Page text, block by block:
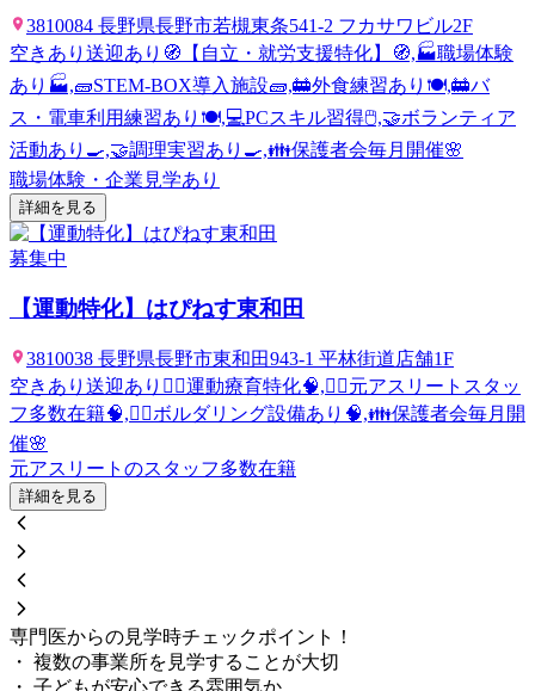
3810084 長野県長野市若槻東条541-2 フカサワビル2F
空きあり 送迎あり 🧭【自立・就労支援特化】🧭,🏭職場体験
あり🏭,🧱STEM-BOX導入施設🧱,🚋外食練習あり🍽️,🚋バ
ス・電車利用練習あり🍽️,💻PCスキル習得🖱️,🤝ボランティア
活動あり🍳,🤝調理実習あり🍳,👪保護者会毎月開催🌸
職場体験・企業見学あり
詳細を見る
募集中
【運動特化】はぴねす東和田
3810038 長野県長野市東和田943-1 平林街道店舗1F
空きあり 送迎あり 🤸‍♂️運動療育特化🧠,🤸‍♂️元アスリートスタッ
フ多数在籍🧠,🧗‍♂️ボルダリング設備あり🧠,👪保護者会毎月開
催🌸
元アスリートのスタッフ多数在籍
詳細を見る
専門医からの見学時チェックポイント！
・ 複数の事業所を見学することが大切